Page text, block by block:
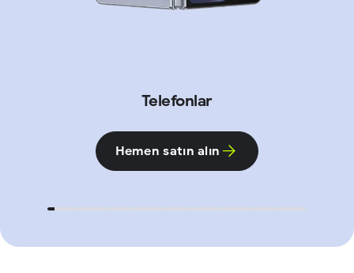
Telefonlar
Hemen satın alın